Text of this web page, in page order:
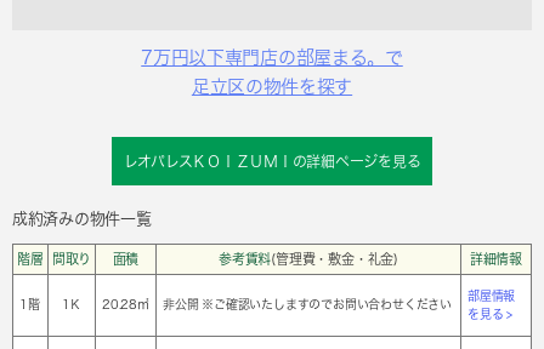
7万円以下専門店の部屋まる。で
足立区の物件を探す
レオパレスＫＯＩＺＵＭＩの詳細ページを見る
成約済みの物件一覧
階層 間取り 面積 参考賃料(管理費・敷金・礼金) 詳細情報
1階 1Ｋ 20.28㎡ 非公開 ※ご確認いたしますのでお問い合わせください
部屋情報
を見る >